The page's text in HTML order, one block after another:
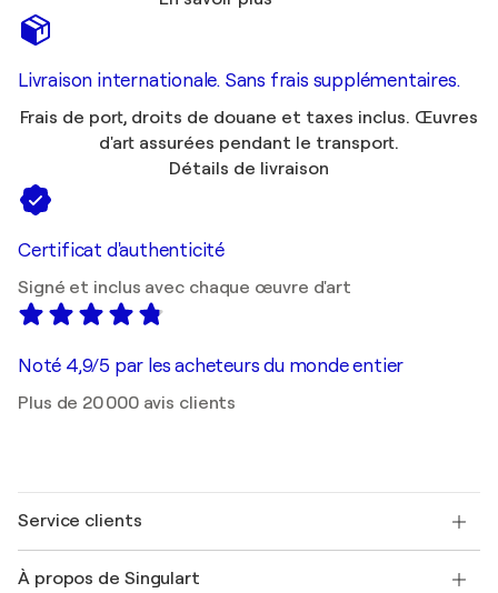
Livraison internationale. Sans frais supplémentaires.
Frais de port, droits de douane et taxes inclus. Œuvres
d'art assurées pendant le transport.
Détails de livraison
Certificat d'authenticité
Signé et inclus avec chaque œuvre d'art
Noté 4,9/5 par les acheteurs du monde entier
Plus de 20 000 avis clients
Service clients
Expédition
À propos de Singulart